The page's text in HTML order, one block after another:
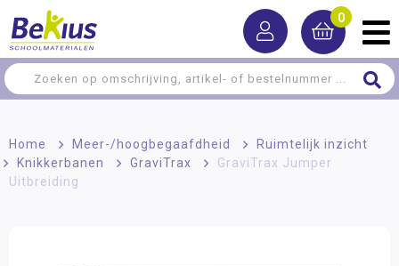
0
Home > Meer-/hoog­begaafdheid > Ruimtelijk inzicht
Knikkerbanen
> GraviTrax >
GraviTrax Jumper
Uitbreiding